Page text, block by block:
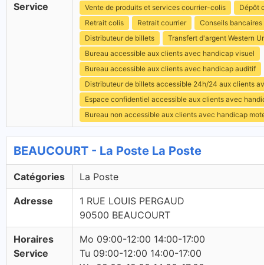
Service Vente de produits et services courrier-colis
Dépôt
Retrait colis
Retrait courrier
Conseils bancaires
Distributeur de billets
Transfert d'argent Western
Bureau accessible aux clients avec handicap visuel
Bureau accessible aux clients avec handicap auditif
Distributeur de billets accessible 24h/24 aux clients
Espace confidentiel accessible aux clients avec
Bureau non accessible aux clients avec handicap
BEAUCOURT - La Poste La Poste
Catégories La Poste
Adresse
1 RUE LOUIS PERGAUD
90500 BEAUCOURT
Horaires
Service
Mo 09:00-12:00 14:00-17:00
Tu 09:00-12:00 14:00-17:00